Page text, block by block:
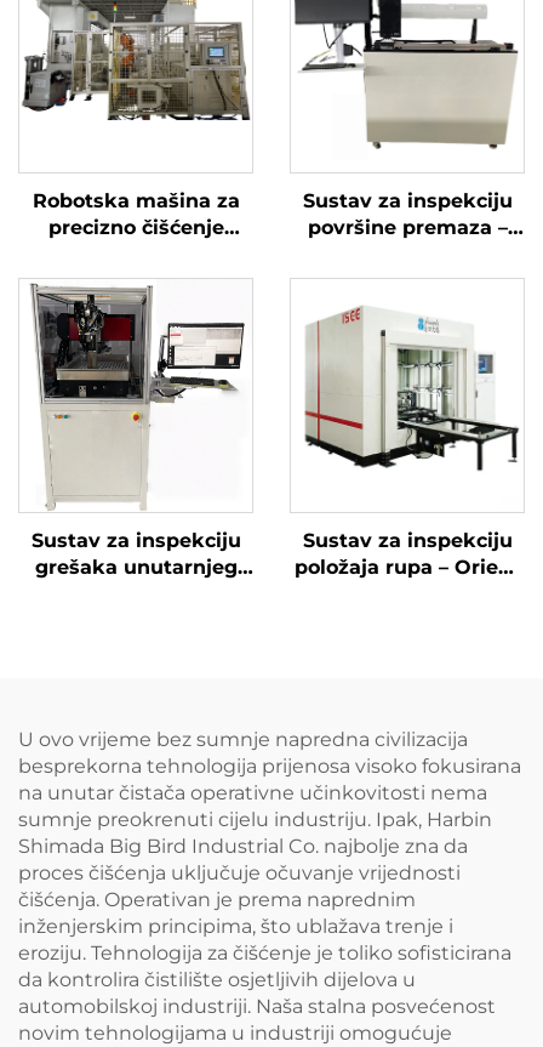
Robotska mašina za
precizno čišćenje
tlakom
Sustav za inspekciju
površine premaza –
Sustav za inspekciju
grešaka unutarnjeg
Sustav za inspekciju
položaja rupa – Orient
U ovo vrijeme bez sumnje napredna civilizacija
besprekorna tehnologija prijenosa visoko fokusirana
na unutar čistača operativne učinkovitosti nema
sumnje preokrenuti cijelu industriju. Ipak, Harbin
Shimada Big Bird Industrial Co. najbolje zna da
proces čišćenja uključuje očuvanje vrijednosti
čišćenja. Operativan je prema naprednim
inženjerskim principima, što ublažava trenje i
eroziju. Tehnologija za čišćenje je toliko sofisticirana
da kontrolira čistilište osjetljivih dijelova u
automobilskoj industriji. Naša stalna posvećenost
novim tehnologijama u industriji omogućuje